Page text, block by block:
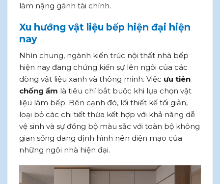
làm nặng gánh tài chính.
Xu hướng vật liệu bếp hiện đại hiện
nay
Nhìn chung, ngành kiến trúc nội thất nhà bếp
hiện nay đang chứng kiến sự lên ngôi của các
dòng vật liệu xanh và thông minh. Việc ưu tiên
chống ẩm là tiêu chí bắt buộc khi lựa chọn vật
liệu làm bếp. Bên cạnh đó, lối thiết kế tối giản,
loại bỏ các chi tiết thừa kết hợp với khả năng dễ
vệ sinh và sự đồng bộ màu sắc với toàn bộ không
gian sống đang định hình nên diện mạo của
những ngôi nhà hiện đại.